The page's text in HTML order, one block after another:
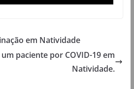
em Natividade
paciente por COVID-19 em
Natividade.